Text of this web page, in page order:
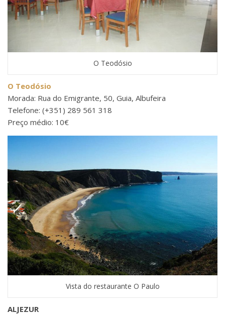
O Teodósio
O Teodósio
Morada: Rua do Emigrante, 50, Guia, Albufeira
Telefone: (+351) 289 561 318
Preço médio: 10€
Vista do restaurante O Paulo
ALJEZUR